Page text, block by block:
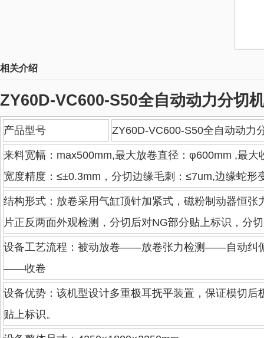
相关介绍
ZY60D-VC600-S50全自动动力分切
产品型号 ZY60D-VC600-S50全自动动力
来料宽幅：max500mm,最大放卷直径：φ600mm ,最
宽度精度：≤±0.3mm，分切边缘毛刺：≤7um,边缘蛇
结构形式：放卷采用气缸顶针加紧式，磁粉制动器恒
片正反两面外观检测，分切后对NG部分贴上标识，分
设备工艺流程：被动放卷——放卷张力检测——自
——收卷
设备优势：该机型设计多重极耳抚平装置，保证模切
贴上标识。